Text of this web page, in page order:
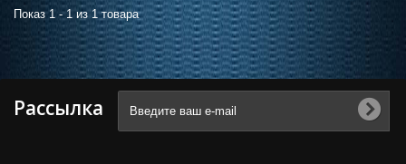
Показ 1 - 1 из 1 товара
Рассылка